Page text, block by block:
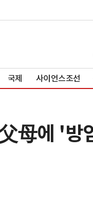
국제 사이언스조선
母에 '방